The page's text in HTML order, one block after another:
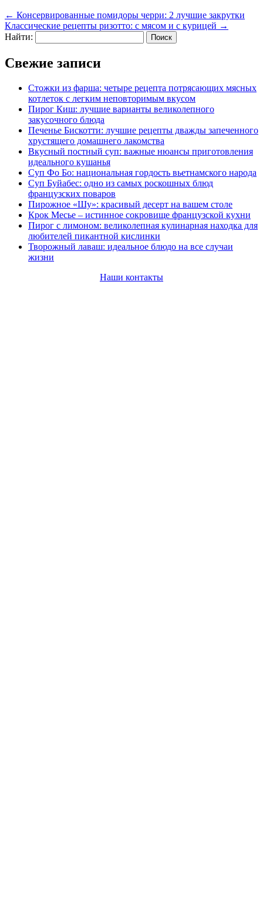
← Консервированные помидоры черри: 2 лучшие закрутки
Классические рецепты ризотто: с мясом и с курицей →
Найти:
Свежие записи
Стожки из фарша: четыре рецепта потрясающих мясных
котлеток с легким неповторимым вкусом
Пирог Киш: лучшие варианты великолепного
закусочного блюда
Печенье Бискотти: лучшие рецепты дважды запеченного
хрустящего домашнего лакомства
Вкусный постный суп: важные нюансы приготовления
идеального кушанья
Суп Фо Бо: национальная гордость вьетнамского народа
Суп Буйабес: одно из самых роскошных блюд
французских поваров
Пирожное «Шу»: красивый десерт на вашем столе
Крок Месье – истинное сокровище французской кухни
Пирог с лимоном: великолепная кулинарная находка для
любителей пикантной кислинки
Творожный лаваш: идеальное блюдо на все случаи
жизни
Наши контакты